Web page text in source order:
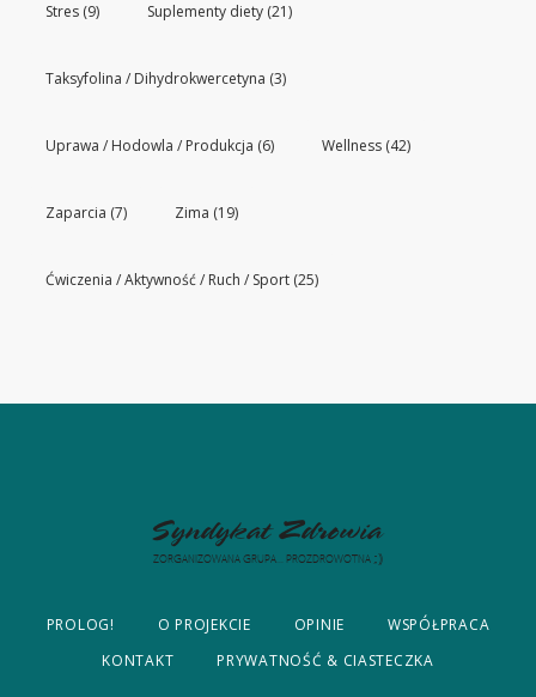
Stres (9) Suplementy diety (21)
Taksyfolina / Dihydrokwercetyna (3)
Uprawa / Hodowla / Produkcja (6) Wellness (42)
Zaparcia (7) Zima (19)
Ćwiczenia / Aktywność / Ruch / Sport (25)
PROLOG! O PROJEKCIE OPINIE
WSPÓŁPRACA
KONTAKT
PRYWATNOŚĆ & CIASTECZKA